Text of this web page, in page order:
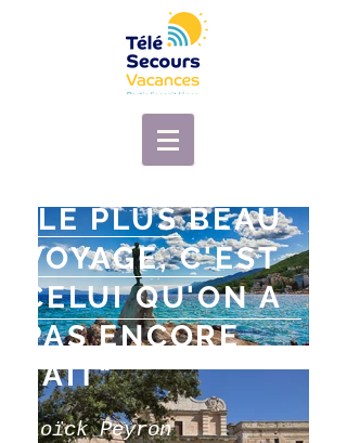
"LE PLUS BEAU
VOYAGE, C'EST
CELUI QU'ON A
PAS ENCORE
FAIT"
Loïck Peyron